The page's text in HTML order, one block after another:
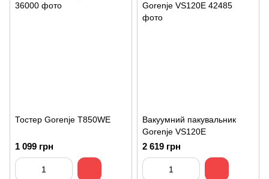
Тостер Gorenje T850WE
1 099 грн
Вакуумний пакувальник
Gorenje VS120E
2 619 грн